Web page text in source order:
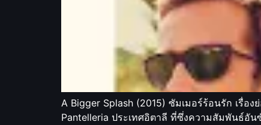
A Bigger Splash (2015) ซัมเมอร์ร้อนรัก เรื่อ
Pantelleria ประเทศอิตาลี ที่ซึ่งความสัมพันธ์อั